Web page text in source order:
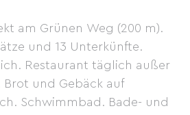
am Grünen Weg (200 m).
und 13 Unterkünfte.
Restaurant täglich außer
und Gebäck auf
Schwimmbad. Bade- und